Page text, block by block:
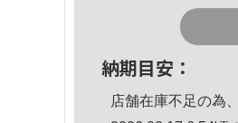
納期目安：
店舗在庫不足の為